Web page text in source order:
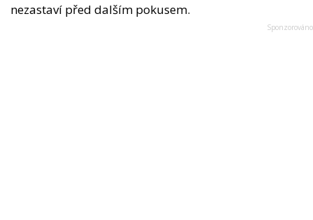
nezastaví před dalším pokusem.